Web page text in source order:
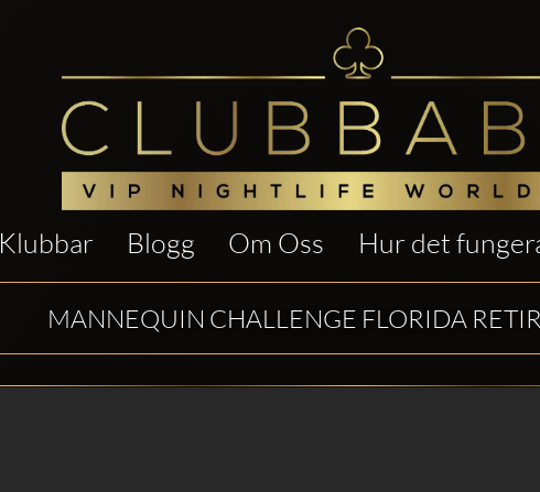
Klubbar Blogg Om Oss Hur det
MANNEQUIN CHALLENGE FLORIDA